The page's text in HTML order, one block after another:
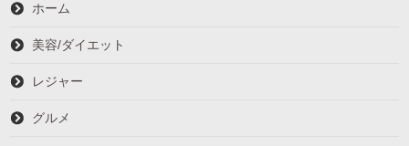
ホーム
美容/ダイエット
レジャー
グルメ